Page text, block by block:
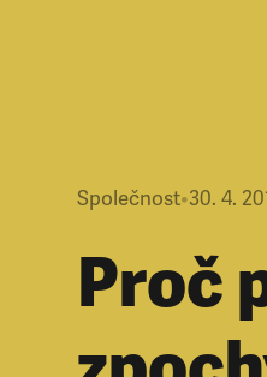
Společnost•30. 4.
Proč